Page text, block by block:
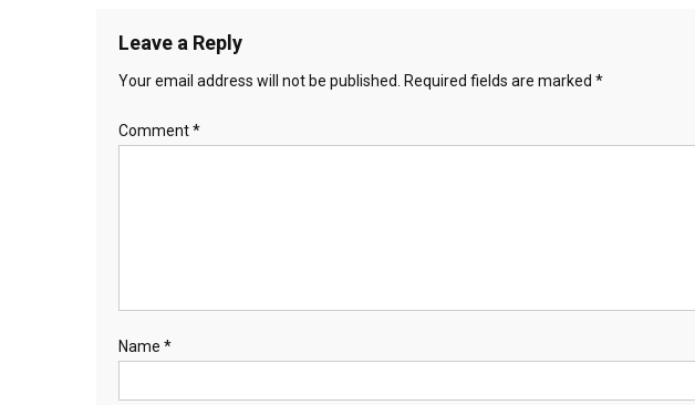
Leave a Reply
Your email address will not be published. Required fields are marked *
Comment*
Name *